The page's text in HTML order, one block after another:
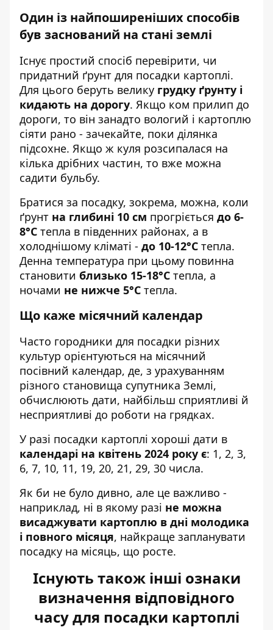
Один із найпоширеніших способів
був заснований на стані землі
Існує простий спосіб перевірити, чи
придатний ґрунт для посадки картоплі.
Для цього беруть велику грудку ґрунту і
кидають на дорогу. Якщо ком прилип до
дороги, то він занадто вологий і картоплю
сіяти рано - зачекайте, поки ділянка
підсохне. Якщо ж куля розсипалася на
кілька дрібних частин, то вже можна
садити бульбу.
Братися за посадку, зокрема, можна, коли
ґрунт на глибині 10 см прогріється до 6-
8°С тепла в південних районах, а в
холоднішому кліматі - до 10-12°С тепла.
Денна температура при цьому повинна
становити близько 15-18°С тепла, а
ночами не нижче 5°С тепла.
Що каже місячний календар
Часто городники для посадки різних
культур орієнтуються на місячний
посівний календар, де, з урахуванням
різного становища супутника Землі,
обчислюють дати, найбільш сприятливі й
несприятливі до роботи на грядках.
У разі посадки картоплі хороші дати в
календарі на квітень 2024 року є: 1, 2, 3,
6, 7, 10, 11, 19, 20, 21, 29, 30 числа.
Як би не було дивно, але це важливо -
наприклад, ні в якому разі не можна
висаджувати картоплю в дні молодика
і повного місяця, найкраще запланувати
посадку на місяць, що росте.
Існують також інші ознаки
визначення відповідного
часу для посадки картоплі